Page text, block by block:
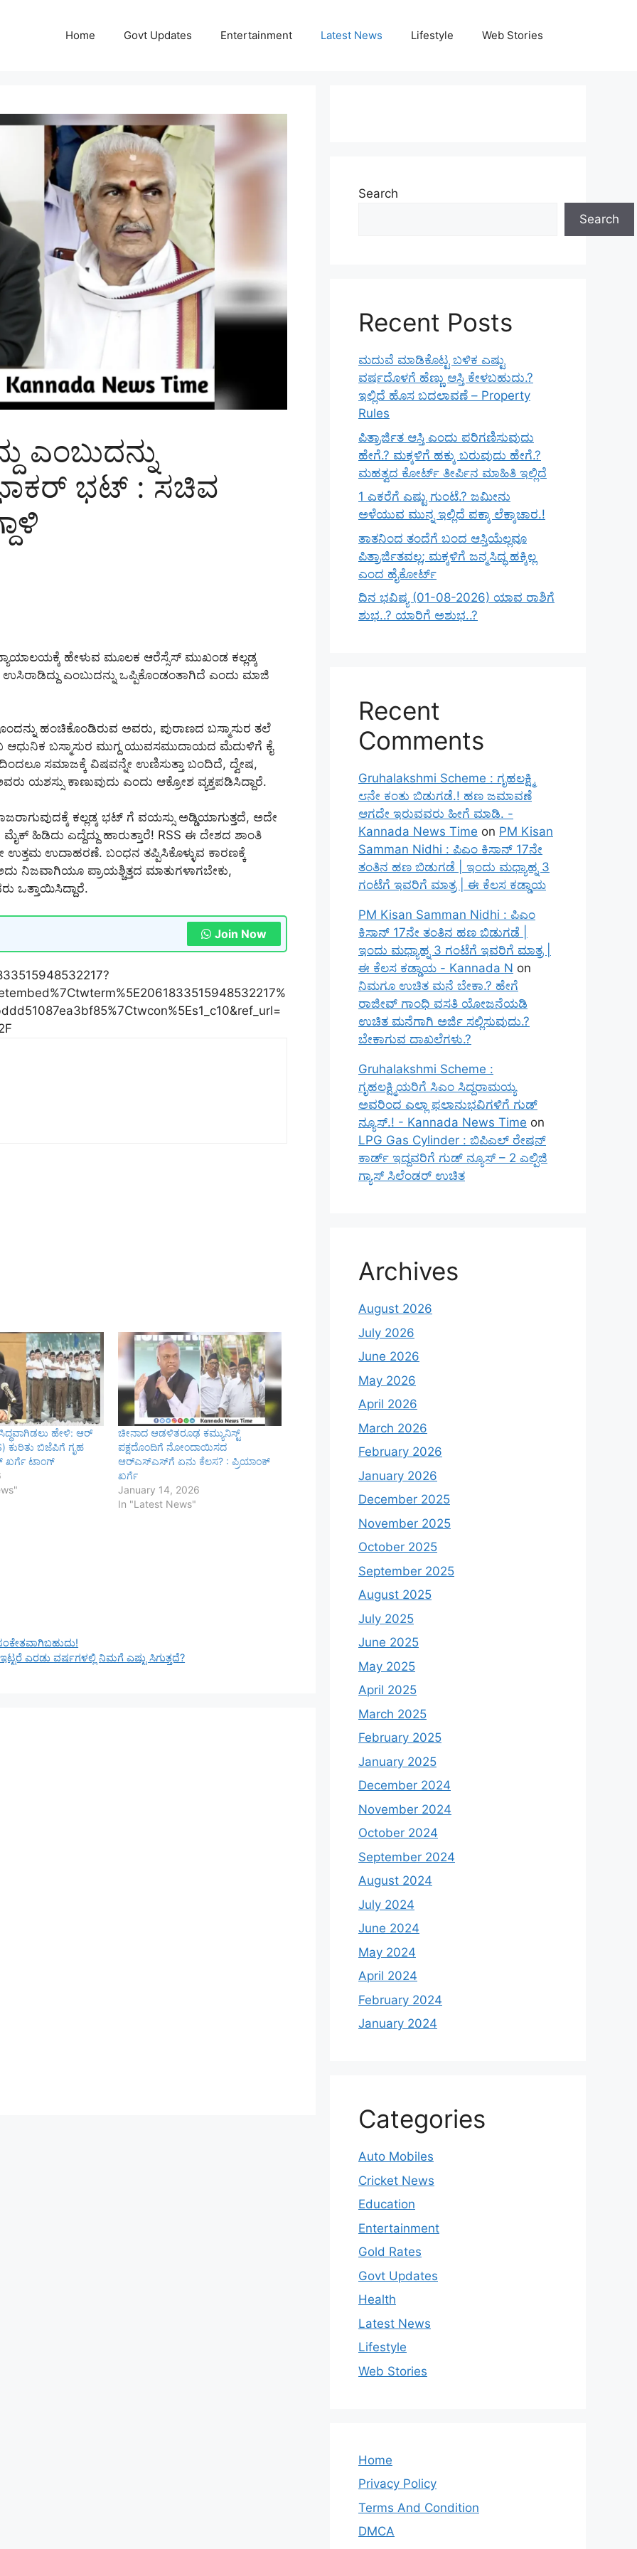
Home Govt Updates Entertainment Latest News Lifestyle Web Stories
ಎಂಬುದನ್ನು
ಭಟ್ : ಸಚಿವ
ಹೇಳುವ ಮೂಲಕ ಆರೆಸ್ಸೆಸ್‌ ಮುಖಂಡ ಕಲ್ಲಡ್ಕ
ಎಂಬುದನ್ನು ಒಪ್ಪಿಕೊಂಡಂತಾಗಿದೆ ಎಂದು ಮಾಜಿ
ಹಂಚಿಕೊಂಡಿರುವ ಅವರು, ಪುರಾಣದ ಬಸ್ಮಾಸುರ ತಲೆ
ಆಧುನಿಕ ಬಸ್ಮಾಸುರ ಮುಗ್ದ ಯುವಸಮುದಾಯದ ಮೆದುಳಿಗೆ ಕೈ
ಸಮಾಜಕ್ಕೆ ವಿಷವನ್ನೇ ಉಣಿಸುತ್ತಾ ಬಂದಿದೆ, ದ್ವೇಷ,
ಯಶಸ್ಸು ಕಾಣುವುದು ಎಂದು ಆಕ್ರೋಶ ವ್ಯಕ್ತಪಡಿಸಿದ್ದಾರೆ.
ಕಲ್ಲಡ್ಕ ಭಟ್ ಗೆ ವಯಸ್ಸು ಅಡ್ಡಿಯಾಗುತ್ತದೆ, ಅದೇ
ಹಿಡಿದು ಎದ್ದೆದ್ದು ಹಾರುತ್ತಾರೆ! RSS ಈ ದೇಶದ ಶಾಂತಿ
ಉತ್ತಮ ಉದಾಹರಣೆ. ಬಂಧನ ತಪ್ಪಿಸಿಕೊಳ್ಳುವ ಕಾರಣಕ್ಕೆ
ನಿಜವಾಗಿಯೂ ಪ್ರಾಯಶ್ಚಿತ್ತದ ಮಾತುಗಳಾಗಬೇಕು,
ಒತ್ತಾಯಿಸಿದ್ದಾರೆ.
Join Now
ಹೇಳಿ: ಆರ್
ಕುರಿತು ಬಿಜೆಪಿಗೆ ಗೃಹ
ಖರ್ಗೆ ಟಾಂಗ್
ಚೀನಾದ ಆಡಳಿತರೂಢ ಕಮ್ಯುನಿಸ್ಟ್
ಪಕ್ಷದೊಂದಿಗೆ ನೋಂದಾಯಿಸದ
ಆರ್‌ಎಸ್‌ಎಸ್‌ಗೆ ಏನು ಕೆಲಸ? : ಪ್ರಿಯಾಂಕ್
ಖರ್ಗೆ
January 14, 2026
In "Latest News"
ಎರಡು ವರ್ಷಗಳಲ್ಲಿ ನಿಮಗೆ ಎಷ್ಟು ಸಿಗುತ್ತದೆ?
Search
Search
Recent Posts
ಮದುವೆ ಮಾಡಿಕೊಟ್ಟ ಬಳಿಕ ಎಷ್ಟು
ವರ್ಷದೊಳಗೆ ಹೆಣ್ಣು ಆಸ್ತಿ ಕೇಳಬಹುದು.?
ಇಲ್ಲಿದೆ ಹೊಸ ಬದಲಾವಣೆ – Property
Rules
ಪಿತ್ರಾರ್ಜಿತ ಆಸ್ತಿ ಎಂದು ಪರಿಗಣಿಸುವುದು
ಹೇಗೆ.? ಮಕ್ಕಳಿಗೆ ಹಕ್ಕು ಬರುವುದು ಹೇಗೆ.?
ಮಹತ್ವದ ಕೋರ್ಟ್ ತೀರ್ಪಿನ ಮಾಹಿತಿ ಇಲ್ಲಿದೆ
1 ಎಕರೆಗೆ ಎಷ್ಟು ಗುಂಟೆ.? ಜಮೀನು
ಅಳೆಯುವ ಮುನ್ನ ಇಲ್ಲಿದೆ ಪಕ್ಕಾ ಲೆಕ್ಕಾಚಾರ.!
ತಾತನಿಂದ ತಂದೆಗೆ ಬಂದ ಆಸ್ತಿಯೆಲ್ಲವೂ
ಪಿತ್ರಾರ್ಜಿತವಲ್ಲ; ಮಕ್ಕಳಿಗೆ ಜನ್ಮಸಿದ್ಧ ಹಕ್ಕಿಲ್ಲ
ಎಂದ ಹೈಕೋರ್ಟ್
ದಿನ ಭವಿಷ್ಯ (01-08-2026) ಯಾವ ರಾಶಿಗೆ
ಶುಭ..? ಯಾರಿಗೆ ಅಶುಭ..?
Recent
Comments
Gruhalakshmi Scheme : ಗೃಹಲಕ್ಷ್ಮಿ
೮ನೇ ಕಂತು ಬಿಡುಗಡೆ.! ಹಣ ಜಮಾವಣೆ
ಆಗದೇ ಇರುವವರು ಹೀಗೆ ಮಾಡಿ. -
Kannada News Time on PM Kisan
Samman Nidhi : ಪಿಎಂ ಕಿಸಾನ್ 17ನೇ
ತಂತಿನ ಹಣ ಬಿಡುಗಡೆ | ಇಂದು ಮಧ್ಯಾಹ್ನ 3
ಗಂಟೆಗೆ ಇವರಿಗೆ ಮಾತ್ರ | ಈ ಕೆಲಸ ಕಡ್ಡಾಯ
PM Kisan Samman Nidhi : ಪಿಎಂ
ಕಿಸಾನ್ 17ನೇ ತಂತಿನ ಹಣ ಬಿಡುಗಡೆ |
ಇಂದು ಮಧ್ಯಾಹ್ನ 3 ಗಂಟೆಗೆ ಇವರಿಗೆ ಮಾತ್ರ |
ಈ ಕೆಲಸ ಕಡ್ಡಾಯ - Kannada N on
ನಿಮಗೂ ಉಚಿತ ಮನೆ ಬೇಕಾ.? ಹೇಗೆ
ರಾಜೀವ್ ಗಾಂಧಿ ವಸತಿ ಯೋಜನೆಯಡಿ
ಉಚಿತ ಮನೆಗಾಗಿ ಅರ್ಜಿ ಸಲ್ಲಿಸುವುದು.?
ಬೇಕಾಗುವ ದಾಖಲೆಗಳು.?
Gruhalakshmi Scheme :
ಗೃಹಲಕ್ಷ್ಮಿಯರಿಗೆ ಸಿಎಂ ಸಿದ್ದರಾಮಯ್ಯ
ಅವರಿಂದ ಎಲ್ಲಾ ಫಲಾನುಭವಿಗಳಿಗೆ ಗುಡ್
ನ್ಯೂಸ್.! - Kannada News Time on
LPG Gas Cylinder : ಬಿಪಿಎಲ್ ರೇಷನ್
ಕಾರ್ಡ್ ಇದ್ದವರಿಗೆ ಗುಡ್ ನ್ಯೂಸ್ – 2 ಎಲ್ಪಿಜಿ
ಗ್ಯಾಸ್ ಸಿಲೆಂಡರ್ ಉಚಿತ
Archives
August 2026
July 2026
June 2026
May 2026
April 2026
March 2026
February 2026
January 2026
December 2025
November 2025
October 2025
September 2025
August 2025
July 2025
June 2025
May 2025
April 2025
March 2025
February 2025
January 2025
December 2024
November 2024
October 2024
September 2024
August 2024
July 2024
June 2024
May 2024
April 2024
February 2024
January 2024
Categories
Auto Mobiles
Cricket News
Education
Entertainment
Gold Rates
Govt Updates
Health
Latest News
Lifestyle
Web Stories
Home
Privacy Policy
Terms And Condition
DMCA